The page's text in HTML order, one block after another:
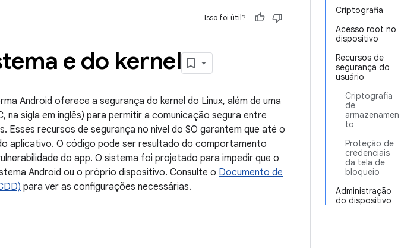
Criptografia
Acesso root no
dispositivo
Recursos de
segurança do
usuário
Criptografia
de
armazenamen
to
Proteção de
credenciais
da tela de
bloqueio
Administração
do dispositivo
Isso foi útil?
e do kernel
Android oferece a segurança do kernel do Linux, além de uma
sigla em inglês) para permitir a comunicação segura entre
recursos de segurança no nível do SO garantem que até o
aplicativo. O código pode ser resultado do comportamento
do app. O sistema foi projetado para impedir que o
Android ou o próprio dispositivo. Consulte o Documento de
para ver as configurações necessárias.